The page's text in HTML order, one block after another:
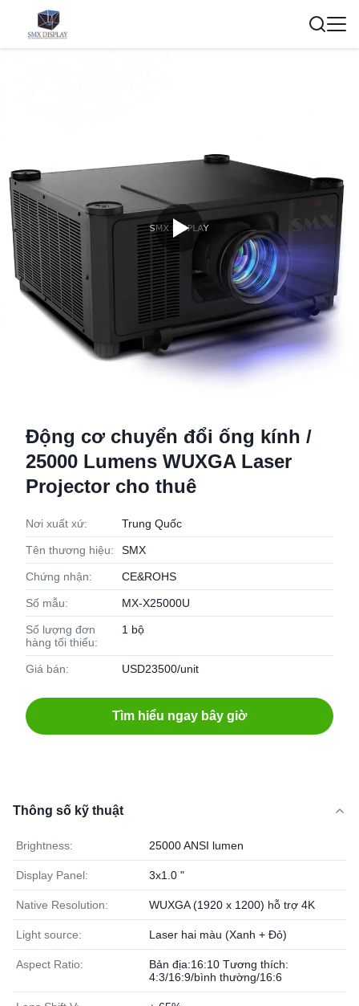
Động cơ chuyển đổi ống kính /
25000 Lumens WUXGA Laser
Projector cho thuê
Nơi xuất xứ: Trung Quốc
Tên thương hiệu: SMX
Chứng nhận: CE&ROHS
Số mẫu: MX-X25000U
Số lượng đơn
hàng tối thiểu:
1 bộ
Giá bán: USD23500/unit
Tìm hiểu ngay bây giờ
Thông số kỹ thuật
Brightness: 25000 ANSI lumen
Display Panel: 3x1.0 "
Native Resolution: WUXGA (1920 x 1200) hỗ trợ 4K
Light source: Laser hai màu (Xanh + Đỏ)
Aspect Ratio:
Bản địa:16:10 Tương thích:
4:3/16:9/bình thường/16:6